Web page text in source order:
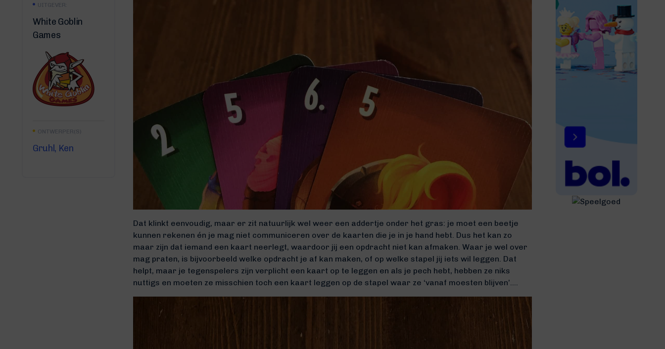
UITGEVER:
White Goblin
Games
ONTWERPER(S)
Gruhl, Ken
Dat klinkt eenvoudig, maar er zit natuurlijk wel weer een addertje onder het gras: je moet een beetje
kunnen rekenen én je mag niet communiceren over de kaarten die je in je hand hebt. Dus het kan zo
maar zijn dat iemand een kaart neerlegt, waardoor jij een opdracht niet kan afmaken. Waar je wel over
mag praten, is bijvoorbeeld welke opdracht je af kan maken, of op welke stapel jij iets wil leggen. Dat
helpt, maar je tegenspelers zijn verplicht een kaart op te leggen en als je pech hebt, hebben ze niks
nuttigs en moeten ze misschien toch een kaart leggen op de stapel waar ze ‘vanaf moesten blijven’….